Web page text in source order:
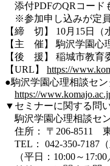
添付PDFのQRコード
※参加申し込みが定員
【締 切】 10月15日（
【主 催】 駒沢学園心
【後 援】 稲城市教育
【URL】 https://
●駒沢学園心理相談セン
https://
▼セミナーに関する問
駒沢学園心理相談セ
住所： 〒206-8511
TEL： 042-350-7187（
（平日：10:00～17:00